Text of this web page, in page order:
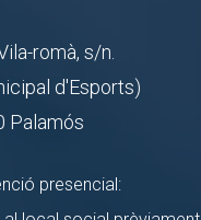
romà, s/n.
d'Esports)
Palamós
presencial: